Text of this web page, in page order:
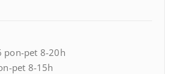
pon-pet 8-20h
pet 8-15h